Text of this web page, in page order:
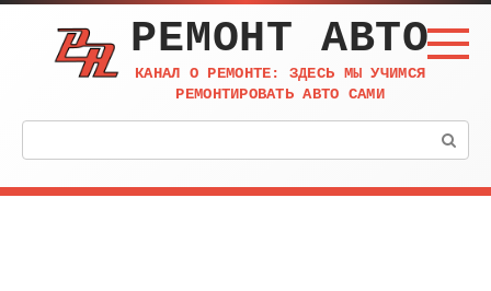
Перейти
контенту
РЕМОНТ АВТО
КАНАЛ О РЕМОНТЕ: ЗДЕСЬ МЫ УЧИМСЯ
РЕМОНТИРОВАТЬ АВТО САМИ
Поиск: